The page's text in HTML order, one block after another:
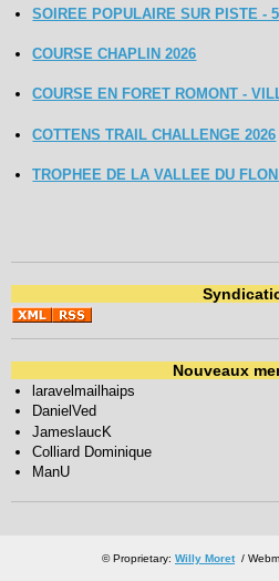
SOIREE POPULAIRE SUR PISTE -
COURSE CHAPLIN 2026
COURSE EN FORET ROMONT -
COTTENS TRAIL CHALLENGE 2026
TROPHEE DE LA VALLEE DU
Nouveaux
laravelmailhaips
DanielVed
JameslaucK
Colliard Dominique
ManU
© Proprietary: Willy Moret/